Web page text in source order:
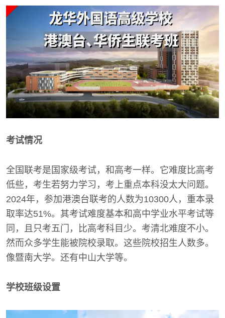
考试情况
全国联考是国家级考试，和高考一样。它难度比高考
低些，考生若努力学习，考上重点本科没太大问题。
2024年，参加港澳台联考的人数为10300人，重本录
取率达51%。其考试难度基本和高中学业水平考试等
同，且只考五门，比高考科目少。考清北难度不小。
然而众多学生能被院校录取。这些院校招生人数多。
像暨南大学。还有中山大学等。
学校班级设置